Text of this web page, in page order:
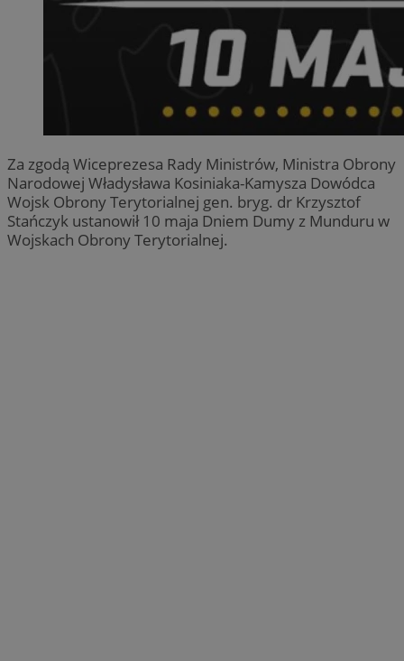
Za zgodą Wiceprezesa Rady Ministrów, Ministra Obrony
Narodowej Władysława Kosiniaka-Kamysza Dowódca
Wojsk Obrony Terytorialnej gen. bryg. dr Krzysztof
Stańczyk ustanowił 10 maja Dniem Dumy z Munduru w
Wojskach Obrony Terytorialnej.